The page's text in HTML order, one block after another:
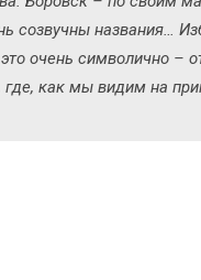
созвучны названия…
очень символично –
где, как мы видим на